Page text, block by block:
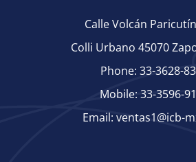
Calle Volcán
Colli Urbano 45070
Phone: 33-3628-
Mobile: 33-3596-
Email: ventas1@icb-